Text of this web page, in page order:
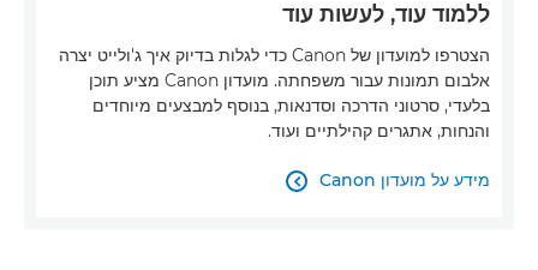
ללמוד עוד, לעשות עוד
הצטרפו למועדון של Canon כדי לגלות בדיוק איך ג'ולייט יצרה
אלבום תמונות עבור משפחתה. מועדון Canon מציע תוכן
בלעדי, סרטוני הדרכה וסדנאות, בנוסף למבצעים מיוחדים
והנחות, אתגרים קהילתיים ועוד.
מידע על מועדון Canon 